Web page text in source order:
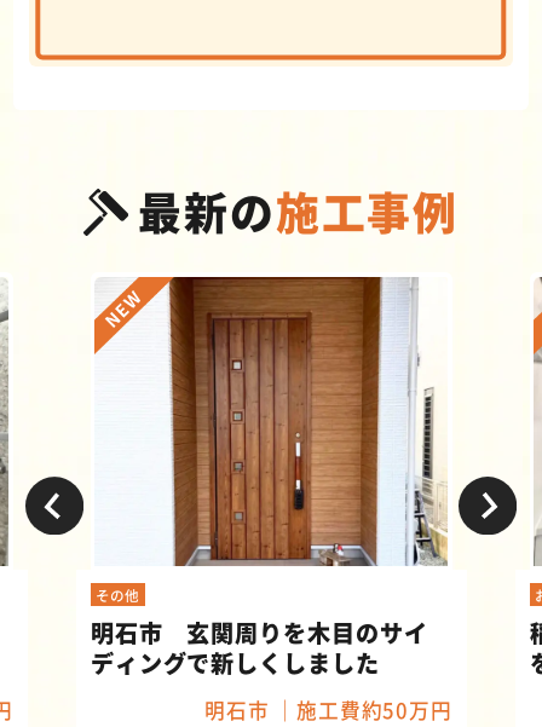
最新の施工事例
その他
明石市 玄関周りを木目のサイ
ディングで新しくしました
明石市 施工費約50万円